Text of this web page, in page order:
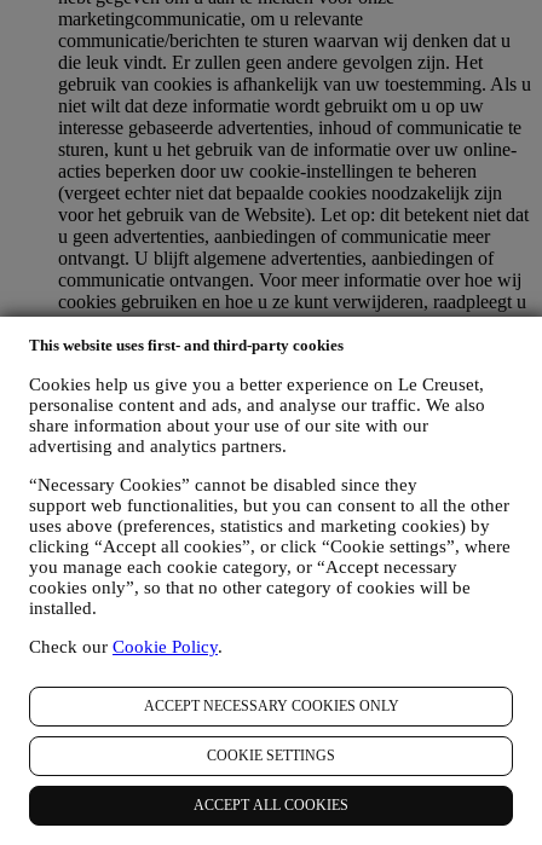
This website uses first- and third-party cookies
Cookies help us give you a better experience on Le Creuset,
personalise content and ads, and analyse our traffic. We also
share information about your use of our site with our
advertising and analytics partners.
“Necessary Cookies” cannot be disabled since they
support web functionalities, but you can consent to all the other
uses above (preferences, statistics and marketing cookies) by
clicking “Accept all cookies”, or click “Cookie settings”, where
you manage each cookie category, or “Accept necessary
cookies only”, so that no other category of cookies will be
installed.
Check our Cookie Policy.
ACCEPT NECESSARY COOKIES ONLY
COOKIE SETTINGS
ACCEPT ALL COOKIES
marketingcommunicatie, om u relevante
communicatie/berichten te sturen waarvan wij denken dat u
die leuk vindt. Er zullen geen andere gevolgen zijn. Het
gebruik van cookies is afhankelijk van uw toestemming. Als u
niet wilt dat deze informatie wordt gebruikt om u op uw
interesse gebaseerde advertenties, inhoud of communicatie te
sturen, kunt u het gebruik van de informatie over uw online-
acties beperken door uw cookie-instellingen te beheren
(vergeet echter niet dat bepaalde cookies noodzakelijk zijn
voor het gebruik van de Website). Let op: dit betekent niet dat
u geen advertenties, aanbiedingen of communicatie meer
ontvangt. U blijft algemene advertenties, aanbiedingen of
communicatie ontvangen. Voor meer informatie over hoe wij
cookies gebruiken en hoe u ze kunt verwijderen, raadpleegt u
onsCookiebeleid,
PRODUCT REVIEW
e-mail sturen met de vraag om uw producten te beoordelen.
Wij zijn geïnteresseerd in productbeoordelingen van onze
klanten (als zij dergelijke informatie willen verstrekken) om
onze producten en diensten voortdurend te verbeteren. Aan
het einde van het aankoopproces kunnen wij u ook uitnodigen
om uw productbeoordeling te schrijven. De beoordeling is
niet verplicht, en u bent vrij om deze al dan niet in te dienen.
WHATSAPP FOR BUSINESS
Sommige van onze fysieke winkels gebruiken WhatsApp for
Business met klanten die daarom vragen, alleen om
ondersteuning te bieden en informatie over onze producten te
producten. Er worden geen creditcardgegevens of andere
weten komen over de voorwaarden en garanties van
WhatsApp voor de internationale overdracht van uw
gegevens op https://www.whatsapp.com/legal/privacy-policy-
eea. U kunt uw rechten inzake gegevensbescherming
uitoefenen, waaronder het herroepen/uitschrijven en het
wissen van de gegevens, door contact op te nemen met uw
winkel of via.Het bewaren van gegevens door WhatsApp